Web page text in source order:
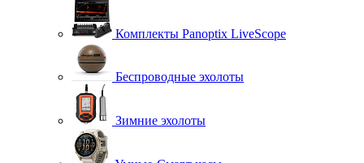
Комплекты Panoptix LiveScope
Беспроводные эхолоты
Зимние эхолоты